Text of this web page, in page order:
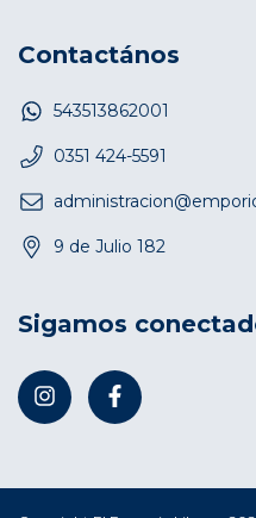
Contactános
543513862001
0351 424-5591
9 de Julio 182
Sigamos